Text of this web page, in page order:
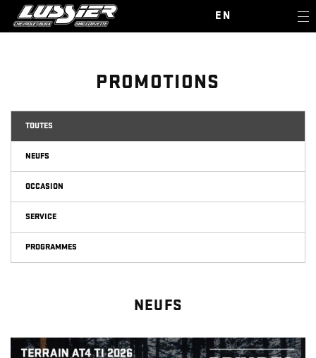
EN
PROMOTIONS
TOUTES
NEUFS
OCCASION
SERVICE
PROGRAMMES
NEUFS